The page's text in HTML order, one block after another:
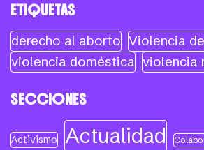
ETIQUETAS
derecho al aborto Violencia
violencia doméstica violencia
SECCIONES
Activismo Actualidad